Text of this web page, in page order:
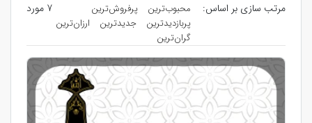
مرتب سازی بر اساس: محبوب‌ترین
پرفروش‌ترین
پربازدیدترین
جدیدترین
ارزان‌ترین
گران‌ترین
7 مورد